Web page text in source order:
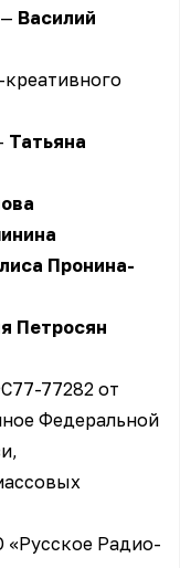
Василий
Татьяна
Пронина-
Петросян
77282 от
Федеральной
«Русское Радио-